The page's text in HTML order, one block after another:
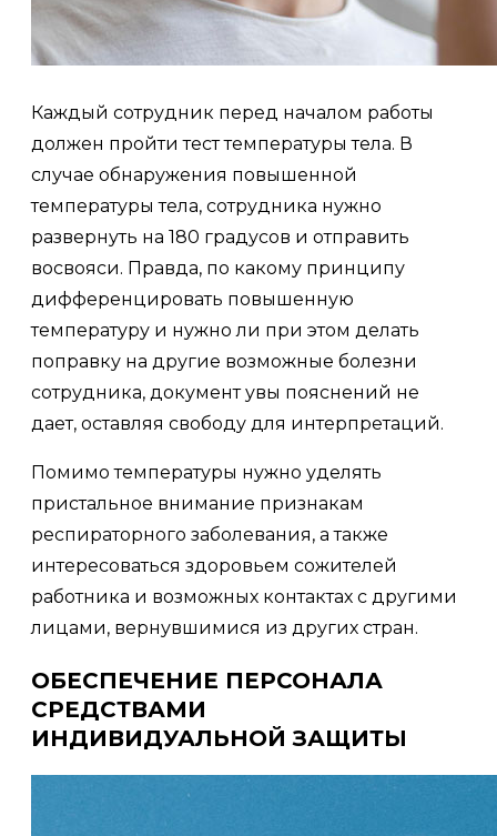
Каждый сотрудник перед началом работы
должен пройти тест температуры тела. В
случае обнаружения повышенной
температуры тела, сотрудника нужно
развернуть на 180 градусов и отправить
восвояси. Правда, по какому принципу
дифференцировать повышенную
температуру и нужно ли при этом делать
поправку на другие возможные болезни
сотрудника, документ увы пояснений не
дает, оставляя свободу для интерпретаций.
Помимо температуры нужно уделять
пристальное внимание признакам
респираторного заболевания, а также
интересоваться здоровьем сожителей
работника и возможных контактах с другими
лицами, вернувшимися из других стран.
ОБЕСПЕЧЕНИЕ ПЕРСОНАЛА
СРЕДСТВАМИ
ИНДИВИДУАЛЬНОЙ ЗАЩИТЫ